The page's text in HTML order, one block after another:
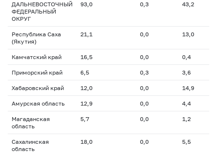
ДАЛЬНЕВОСТОЧНЫЙ
ФЕДЕРАЛЬНЫЙ
ОКРУГ
93,0 0,3 43,2
Республика Саха
(Якутия)
21,1 0,0 13,0
Камчатский край 16,5 0,0 0,4
Приморский край 6,5 0,3 3,6
Хабаровский край 12,0 0,0 14,9
Амурская область 12,9 0,0 4,4
Магаданская
область
5,7 0,0 1,2
Сахалинская
область
18,0 0,0 5,5